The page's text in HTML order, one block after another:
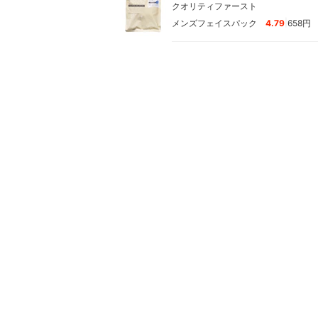
クオリティファースト
メンズフェイスパック
4.79 658円